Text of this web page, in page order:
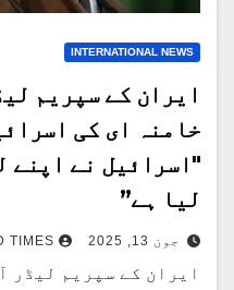
INTERNATIONAL NEWS
ایران کے سپریم
خامنہ ای کی
"اسرائیل نے اپنے
لیا ہے”
جون 13, 2025 TIMES
ایران کے سپریم لیڈر